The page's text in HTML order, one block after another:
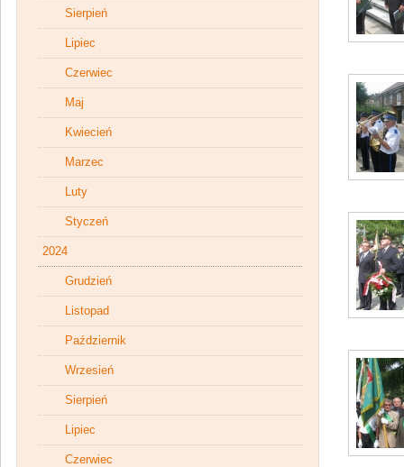
Sierpień
Lipiec
Czerwiec
Maj
Kwiecień
Marzec
Luty
Styczeń
2024
Grudzień
Listopad
Październik
Wrzesień
Sierpień
Lipiec
Czerwiec